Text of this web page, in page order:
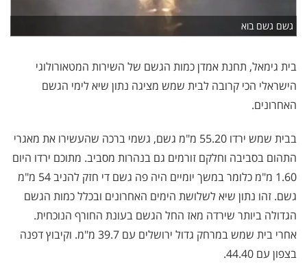
גשם גשם בוא
בית גימאל, תחנת אמדן כמות הגשם של השירות המטאורולוגי
הישראלי הכי קרובה לבית שמש מציגה נתון שיא לימי הגשם
האחרונים.
בבית שמש ירדו 55.20 מ"מ גשם, גשמי ברכה שהעשירו את מאגרי
התהום בסביבה וחלקם זורמים גם בנהרות מסביב. מתוכם ירדו היום
1.60 מ"מ כלומר במשך יומיים היה פה גשם די חזק להניב 54 מ"מ
גשם. זהו נתון שיא לשלושת הימים האחרונים ובכלל כמות הגשם
הגדולה ביותר שירדה מאז החל הגשם בעונת החורף הנוכחית.
אחרי בית שמש במרחק גדול ירושלים עם 39.7 מ"מ. וקיבוץ דפנה
בצפון עם 44.40.